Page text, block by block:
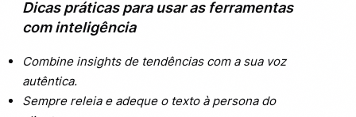
Dicas práticas para usar as ferramentas
com inteligência
Combine insights de tendências com a sua voz
autêntica.
Sempre releia e adeque o texto à persona do